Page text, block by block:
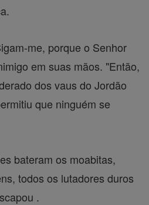
me, porque o Senhor
em suas mãos. "Então,
dos vaus do Jordão
que ninguém se
bateram os moabitas,
todos os lutadores duros
.